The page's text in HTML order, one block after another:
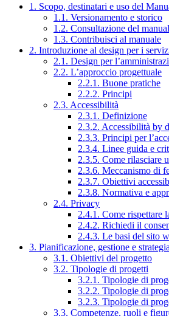
1. Scopo, destinatari e uso del
1.1. Versionamento e storico
1.2. Consultazione del
1.3. Contribuisci al manuale
2. Introduzione al design per i
2.1. Design per
2.2. L’approccio progettuale
2.2.1. Buone pratiche
2.2.2. Principi
2.3. Accessibilità
2.3.1. Definizione
2.3.2. Accessibilità by
2.3.3. Principi per
2.3.4. Linee guida e
2.3.5. Come rilasciare
2.3.6. Meccanismo di
2.3.7. Obiettivi
2.3.8. Normativa e
2.4. Privacy
2.4.1. Come rispettare
2.4.2. Richiedi il
2.4.3. Le basi del sito
3. Pianificazione, gestione e strategia
3.1. Obiettivi del progetto
3.2. Tipologie di progetti
3.2.1. Tipologie di
3.2.2. Tipologie di
3.2.3. Tipologie di
3.3. Competenze, ruoli e